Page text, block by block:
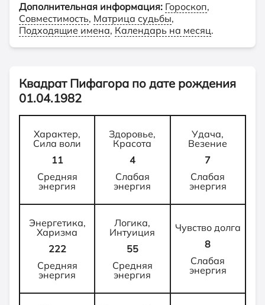
Дополнительная информация: Гороскоп,
Совместимость, Матрица судьбы,
Подходящие имена, Календарь на месяц.
Квадрат Пифагора по дате рождения
01.04.1982
Характер,
Сила воли
11
Средняя
энергия
Здоровье,
Красота
4
Слабая
энергия
Удача,
Везение
7
Слабая
энергия
Энергетика,
Харизма
222
Средняя
энергия
Логика,
Интуиция
55
Средняя
энергия
Чувство долга
8
Слабая
энергия